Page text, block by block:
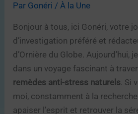
Par Gonéri /À la Une
Bonjour à tous, ici Gonéri, votre
d’investigation préféré et
d’Ornière du Globe. Aujourd’hui,
dans un voyage fascinant à
remèdes anti-stress naturels. Si
moi, constamment à la
apaiser l’esprit et retrouver la